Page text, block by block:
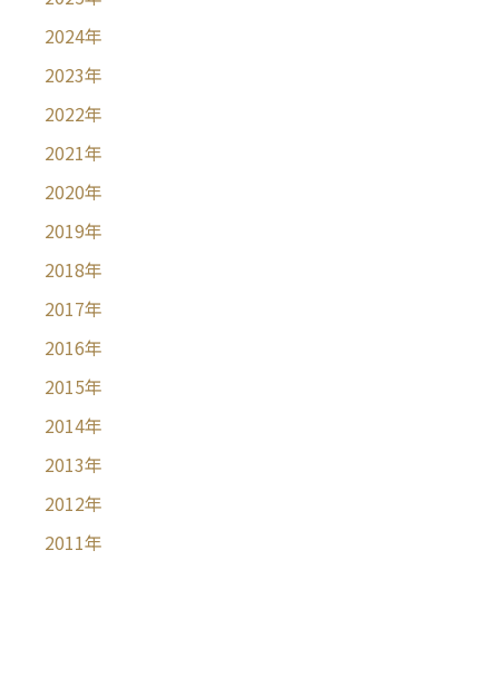
2024年
2023年
2022年
2021年
2020年
2019年
2018年
2017年
2016年
2015年
2014年
2013年
2012年
2011年